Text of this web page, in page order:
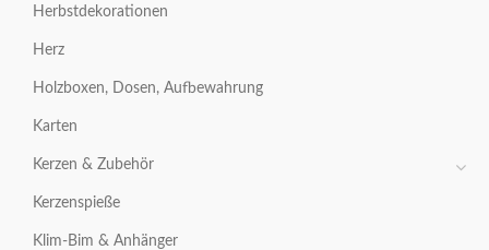
Herbstdekorationen
Herz
Holzboxen, Dosen, Aufbewahrung
Karten
Kerzen & Zubehör
Kerzenspieße
Klim-Bim & Anhänger